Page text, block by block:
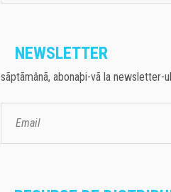
NEWSLETTER
sãptãmânã, abonaþi-vã la newsletter-